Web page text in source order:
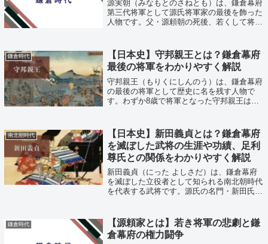
源実朝（みなもとのさねとも）は、鎌倉幕府
第三代将軍として源氏将軍家の最後を飾った
人物です。父・源頼朝の死後、若くして将軍
は、源実朝について解説します。 源実朝
の...
鎌倉時代
【日本史】守邦親王とは？鎌倉幕府
最後の将軍をわかりやすく解説
守邦親王（もりくにしんのう）は、鎌倉幕府
の最後の将軍として歴史に名を残す人物で
す。わずか8歳で将軍となった守邦親王は、
そのまま歴史の表舞台から姿を消しました。
こ...
南北朝時代
【日本史】新田義貞とは？鎌倉幕府
を滅ぼした武将の生涯や功績、足利
尊氏との関係をわかりやすく解説
新田義貞（にった よしさだ）は、鎌倉幕府
を滅ぼした立役者として知られる南北朝時代
を代表する武将です。源氏の名門・新田氏の
鎌倉幕府を滅亡へ導きました。その後...
鎌倉時代
【源頼家とは】若き将軍の悲劇と鎌
倉幕府の権力闘争